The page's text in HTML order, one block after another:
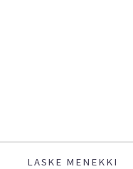
LASKE MENEKKI